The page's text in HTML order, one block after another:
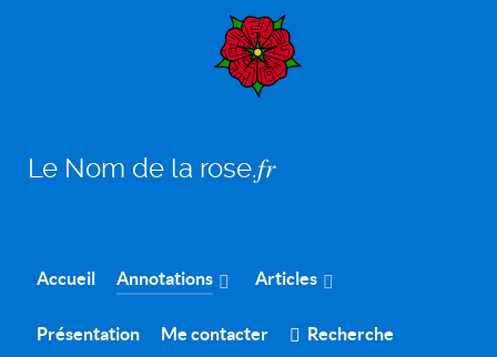
Le Nom de la rose.𝑓𝑟
Accueil Annotations Articles
Présentation Me contacter Recherche